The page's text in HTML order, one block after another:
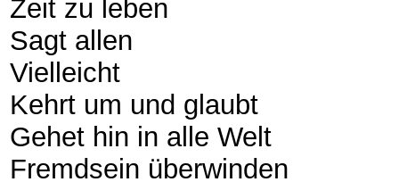
Zeit zu leben
Sagt allen
Vielleicht
Kehrt um und glaubt
Gehet hin in alle Welt
Fremdsein überwinden